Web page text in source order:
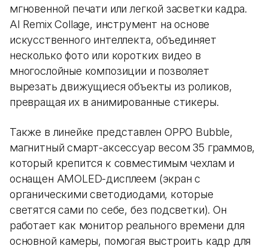
мгновенной печати или легкой засветки кадра.
AI Remix Collage, инструмент на основе
искусственного интеллекта, объединяет
несколько фото или коротких видео в
многослойные композиции и позволяет
вырезать движущиеся объекты из роликов,
превращая их в анимированные стикеры.
Также в линейке представлен OPPO Bubble,
магнитный смарт-аксессуар весом 35 граммов,
который крепится к совместимым чехлам и
оснащен AMOLED-дисплеем (экран с
органическими светодиодами, которые
светятся сами по себе, без подсветки). Он
работает как монитор реального времени для
основной камеры, помогая выстроить кадр для